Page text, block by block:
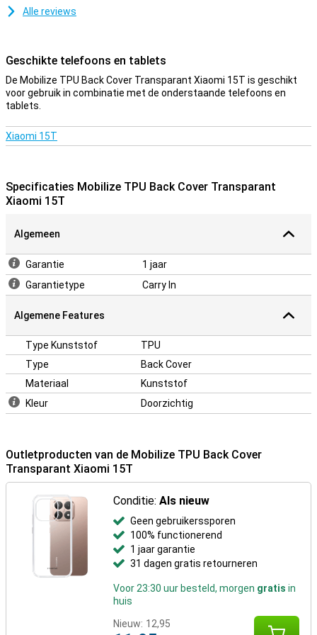
Alle reviews
Geschikte telefoons en tablets
De Mobilize TPU Back Cover Transparant Xiaomi 15T is geschikt
voor gebruik in combinatie met de onderstaande telefoons en
tablets.
Xiaomi 15T
Specificaties Mobilize TPU Back Cover Transparant
Xiaomi 15T
Algemeen
Garantie
1 jaar
Garantietype
Carry In
Algemene Features
Type Kunststof
TPU
Type
Back Cover
Materiaal
Kunststof
Kleur
Doorzichtig
Outletproducten van de Mobilize TPU Back Cover
Transparant Xiaomi 15T
Conditie:Als nieuw
Geen gebruikerssporen
100% functionerend
1 jaar garantie
31 dagen gratis retourneren
Voor 23:30 uur besteld, morgen gratis in
huis
Nieuw: 12,95